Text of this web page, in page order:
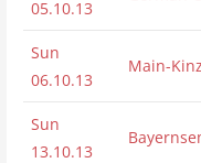
05.10.13
Sun
06.10.13
Main-
Sun
13.10.13